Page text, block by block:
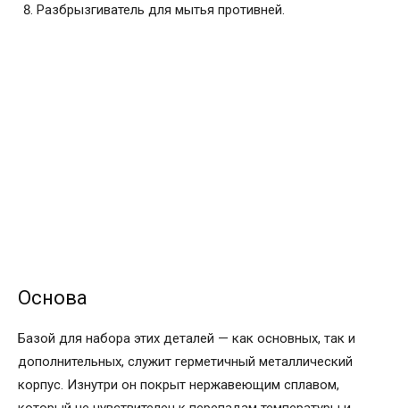
Разбрызгиватель для мытья противней.
Основа
Базой для набора этих деталей — как основных, так и
дополнительных, служит герметичный металлический
корпус. Изнутри он покрыт нержавеющим сплавом,